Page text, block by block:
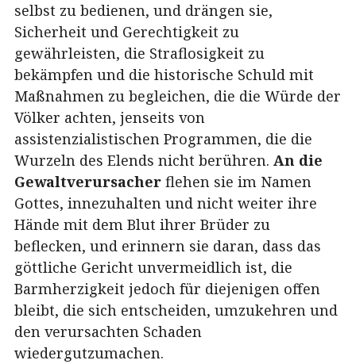
selbst zu bedienen, und drängen sie,
Sicherheit und Gerechtigkeit zu
gewährleisten, die Straflosigkeit zu
bekämpfen und die historische Schuld mit
Maßnahmen zu begleichen, die die Würde der
Völker achten, jenseits von
assistenzialistischen Programmen, die die
Wurzeln des Elends nicht berühren. An die
Gewaltverursacher flehen sie im Namen
Gottes, innezuhalten und nicht weiter ihre
Hände mit dem Blut ihrer Brüder zu
beflecken, und erinnern sie daran, dass das
göttliche Gericht unvermeidlich ist, die
Barmherzigkeit jedoch für diejenigen offen
bleibt, die sich entscheiden, umzukehren und
den verursachten Schaden
wiedergutzumachen.